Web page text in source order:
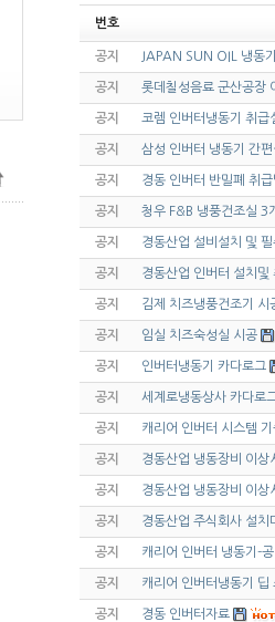
번호
공지 JAPAN SUN OIL 냉동
공지 롯데칠성음료 군산공장
공지 코렘 인버터냉동기 취급
공지 삼성 인버터 냉동기 간
공지 경동 인버터 반밀폐 취
공지 청우 F&B 냉풍건조실 3
공지 경동산업 설비설치 및
공지 경동산업 인버터 설치및
공지 김제 치즈냉풍건조기 시
공지 임실 치즈숙성실 시공
공지 인버터냉동기 카다로그
공지 세계로냉동상사 카다로
공지 캐리어 인버터 시스템
공지 경동산업 냉동장비 이
공지 경동산업 냉동장비 이
공지 경동산업 주식회사 설치
공지 캐리어 인버터 냉동기-
공지 캐리어 인버터냉동기 딥
공지 경동 인버터자료